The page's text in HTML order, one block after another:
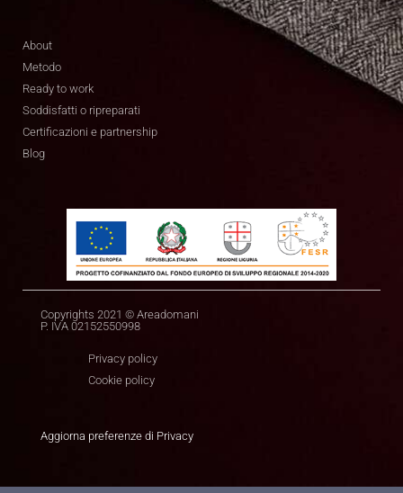
About
Metodo
Ready to work
Soddisfatti o ripreparati
Certificazioni e partnership
Blog
Copyrights 2021 © Areadomani
P. IVA 02152550998
Privacy policy
Cookie policy
Aggiorna preferenze di Privacy